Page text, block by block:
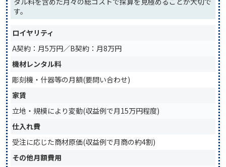
す。
ロイヤリティ
A契約：月5万円／B契約：月8万円
機材レンタル料
彫刻機・什器等の月額(要問い合わせ)
家賃
立地・規模により変動(収益例で月15万円程度)
仕入れ費
受注に応じた商材原価(収益例で月商の約4割)
その他月額費用